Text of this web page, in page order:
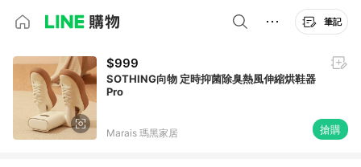
筆記
$999
SOTHING向物 定時抑菌除臭熱風伸縮烘鞋器
Pro
Marais 瑪黑家居 搶購